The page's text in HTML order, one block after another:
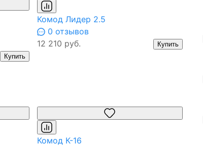
Купить
Комод Лидер 2.5
0 отзывов
12 210 руб.
Купить
Комод К-16